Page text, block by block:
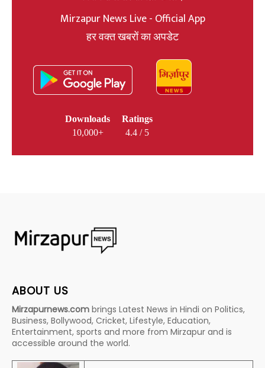
Mirzapur News Live - Official App
हर वक्त खबरों का अपडेट
Downloads
10,000+
Ratings
4.4 / 5
ABOUT US
Mirzapurnews.com brings Latest News in Hindi on Politics,
Business, Bollywood, Cricket, Lifestyle, Education,
Entertainment, sports and more from Mirzapur and is
accessible around the world.